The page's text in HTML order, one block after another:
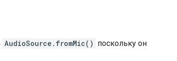
AudioSource.fromMic() поскольку он